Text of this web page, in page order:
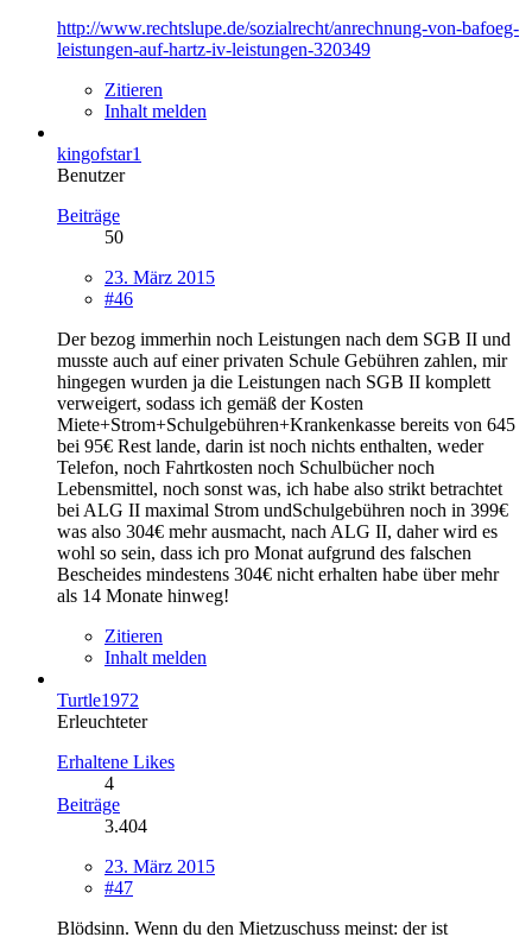
http://www.rechtslupe.de/sozialrecht/anrechnung-von-bafoeg-
leistungen-auf-hartz-iv-leistungen-320349
Zitieren
Inhalt melden
kingofstar1
Benutzer
Beiträge
50
23. März 2015
#46
Der bezog immerhin noch Leistungen nach dem SGB II und
musste auch auf einer privaten Schule Gebühren zahlen, mir
hingegen wurden ja die Leistungen nach SGB II komplett
verweigert, sodass ich gemäß der Kosten
Miete+Strom+Schulgebühren+Krankenkasse bereits von 645
bei 95€ Rest lande, darin ist noch nichts enthalten, weder
Telefon, noch Fahrtkosten noch Schulbücher noch
Lebensmittel, noch sonst was, ich habe also strikt betrachtet
bei ALG II maximal Strom undSchulgebühren noch in 399€
was also 304€ mehr ausmacht, nach ALG II, daher wird es
wohl so sein, dass ich pro Monat aufgrund des falschen
Bescheides mindestens 304€ nicht erhalten habe über mehr
als 14 Monate hinweg!
Zitieren
Inhalt melden
Turtle1972
Erleuchteter
Erhaltene Likes
4
Beiträge
3.404
23. März 2015
#47
Blödsinn. Wenn du den Mietzuschuss meinst: der ist